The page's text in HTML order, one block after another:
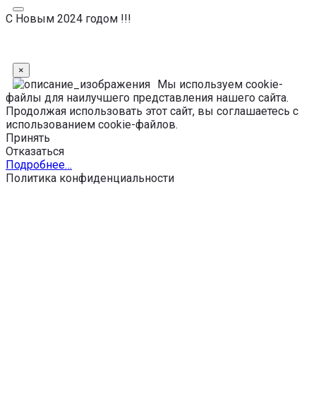
С Новым 2024 годом !!!
×
Мы используем cookie-
файлы для наилучшего представления нашего сайта.
Продолжая использовать этот сайт, вы соглашаетесь с
использованием cookie-файлов.
Принять
Отказаться
Подробнее…
Политика конфиденциальности